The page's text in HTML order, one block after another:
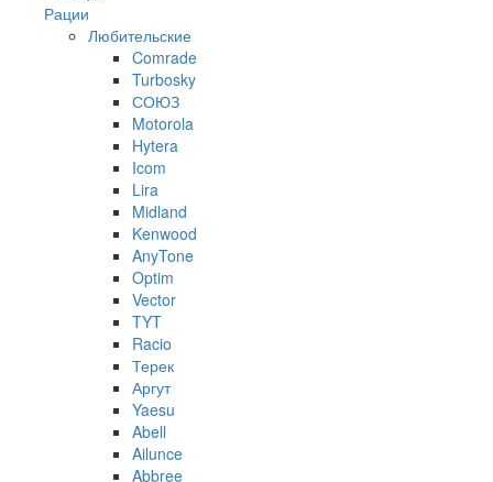
Рации
Любительские
Comrade
Turbosky
СОЮЗ
Motorola
Hytera
Icom
Lira
Midland
Kenwood
AnyTone
Optim
Vector
TYT
Racio
Терек
Аргут
Yaesu
Abell
Ailunce
Abbree